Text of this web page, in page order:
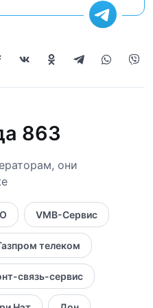
863
они
VMB-Сервис
телеком
связь-сервис